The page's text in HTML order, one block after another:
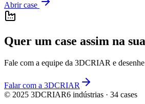
Abrir case
Quer um case assim na
Fale com a equipe da 3DCRIAR e
Falar com a 3DCRIAR
© 2025 3DCRIAR6 indústrias · 34 cases